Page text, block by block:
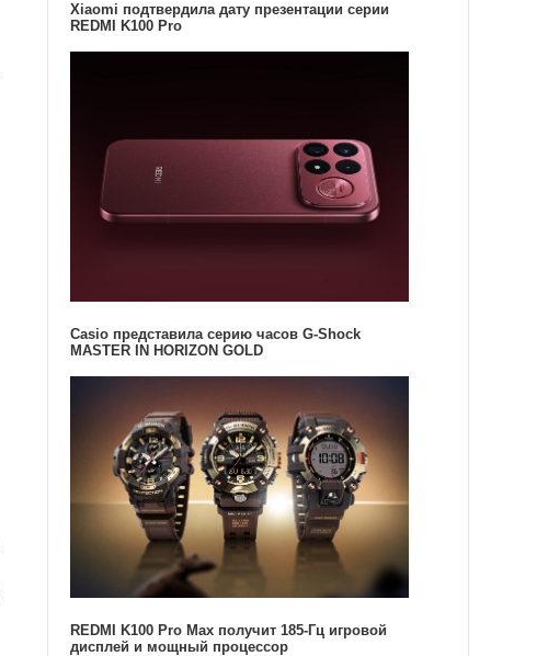
Xiaomi подтвердила дату презентации серии
REDMI K100 Pro
Casio представила серию часов G-Shock
MASTER IN HORIZON GOLD
REDMI K100 Pro Max получит 185-Гц игровой
дисплей и мощный процессор